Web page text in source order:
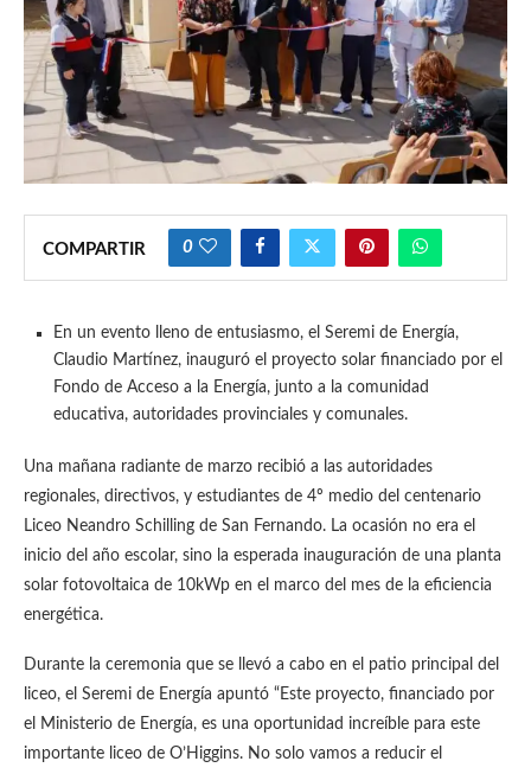
COMPARTIR 0
En un evento lleno de entusiasmo, el Seremi de Energía,
Claudio Martínez, inauguró el proyecto solar financiado por el
Fondo de Acceso a la Energía, junto a la comunidad
educativa, autoridades provinciales y comunales.
Una mañana radiante de marzo recibió a las autoridades
regionales, directivos, y estudiantes de 4º medio del centenario
Liceo Neandro Schilling de San Fernando. La ocasión no era el
inicio del año escolar, sino la esperada inauguración de una planta
solar fotovoltaica de 10kWp en el marco del mes de la eficiencia
energética.
Durante la ceremonia que se llevó a cabo en el patio principal del
liceo, el Seremi de Energía apuntó “Este proyecto, financiado por
el Ministerio de Energía, es una oportunidad increíble para este
importante liceo de O’Higgins. No solo vamos a reducir el